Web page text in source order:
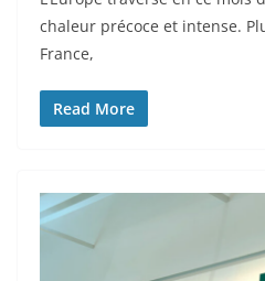
chaleur précoce et intense.
France,
Read More